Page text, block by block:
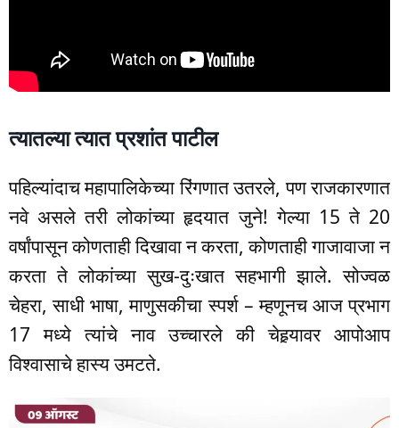
त्यातल्या त्यात प्रशांत पाटील
पहिल्यांदाच महापालिकेच्या रिंगणात उतरले, पण राजकारणात
नवे असले तरी लोकांच्या हृदयात जुने! गेल्या 15 ते 20
वर्षांपासून कोणताही दिखावा न करता, कोणताही गाजावाजा न
करता ते लोकांच्या सुख-दुःखात सहभागी झाले. सोज्वळ
चेहरा, साधी भाषा, माणुसकीचा स्पर्श – म्हणूनच आज प्रभाग
17 मध्ये त्यांचे नाव उच्चारले की चेहर्‍यावर आपोआप
विश्वासाचे हास्य उमटते.